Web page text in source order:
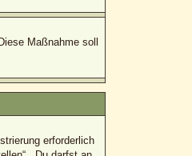
Maßnahme soll
erforderlich